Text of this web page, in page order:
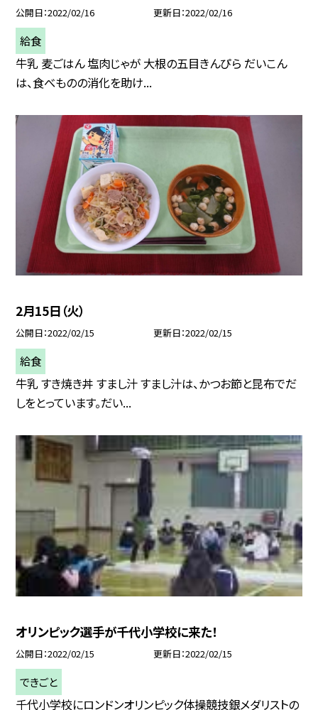
公開日 2022/02/16 更新日 2022/02/16
給食
牛乳 麦ごはん 塩肉じゃが 大根の五目きんぴら だいこん
は、食べものの消化を助け...
2月15日（火）
公開日 2022/02/15 更新日 2022/02/15
給食
牛乳 すき焼き丼 すまし汁 すまし汁は、かつお節と昆布でだ
しをとっています。だい...
オリンピック選手が千代小学校に来た！
公開日 2022/02/15 更新日 2022/02/15
できごと
千代小学校にロンドンオリンピック体操競技銀メダリストの